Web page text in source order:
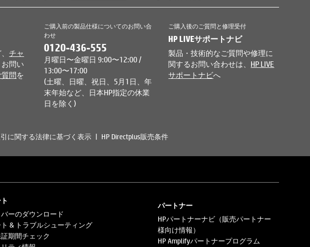
、チャ
問い
問を
ご購入前の製品仕様についてのお問い合
わせ
0120-436-555
月曜日〜金曜日 9:00〜12:00 /
13:00〜17:00
(土曜、日曜、祝日、5月1日、年
末年始など、日本HP指定の休業
日を除く)
ご購入後のご質問と修理受付
HP LIVEサポートナビ
製品・技術的なご質問や修理に
関するお問い合わせは、 HP LIVE
サポートナビへ
に関する法律に基づく表示 HP Directplus販売条件
バーのダウンロード
& トラブルシューティング
期間チェック
パートナー
HPパートナーナビ（販売パートナー
様向け情報）
HP Amplifyパートナープログラム